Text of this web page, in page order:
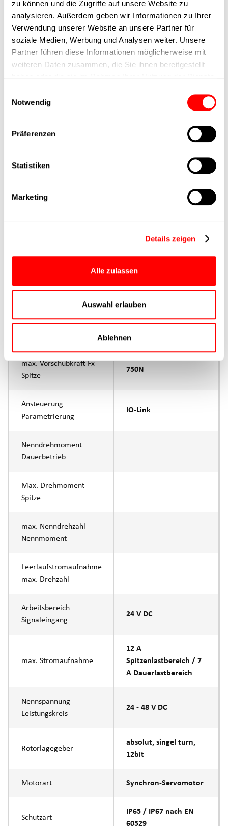
zu können und die Zugriffe auf unsere Website zu
analysieren. Außerdem geben wir Informationen zu Ihrer
Verwendung unserer Website an unsere Partner für
soziale Medien, Werbung und Analysen weiter. Unsere
Partner führen diese Informationen möglicherweise mit
weiteren Daten zusammen, die Sie ihnen bereitgestellt
Notwendig
Präferenzen
Statistiken
Marketing
Details zeigen
Alle zulassen
Auswahl erlauben
Ablehnen
Ausführung
max. Drehzahl
Positioniergenauigkeit +/- 0.1 mm
CTC-080
Produktgruppe CTC
max. Vorschubkraft Fx
max. Vorschubkraft Fx
Spitze
750N
Ansteuerung
Parametrierung
IO-Link
Nenndrehmoment
Dauerbetrieb
Max. Drehmoment
Spitze
max. Nenndrehzahl
Nennmoment
Leerlaufstromaufnahme
max. Drehzahl
Arbeitsbereich
Signaleingang
24 V DC
max. Stromaufnahme
12 A
Spitzenlastbereich / 7
A Dauerlastbereich
Nennspannung
Leistungskreis
24 - 48 V DC
Rotorlagegeber
absolut, singel turn,
12bit
Motorart Synchron-Servomotor
Schutzart
IP65 / IP67 nach EN
60529